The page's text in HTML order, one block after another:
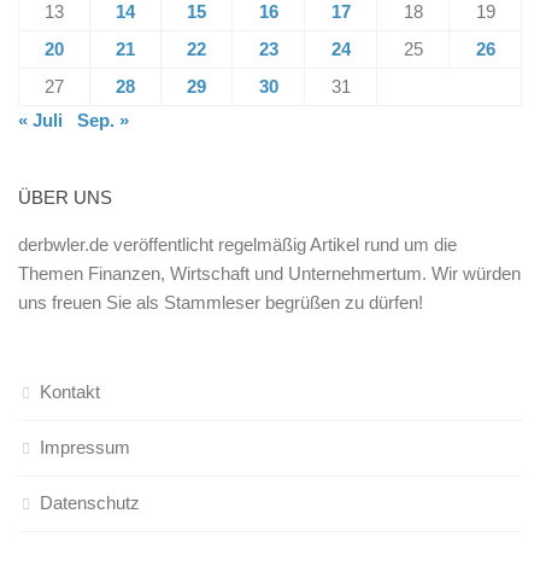
13
14 15 16 17 18
19
20
21 22 23 24 25
26
27
28 29 30
31
« Juli
Sep. »
ÜBER UNS
derbwler.de veröffentlicht regelmäßig Artikel rund um die
Themen Finanzen, Wirtschaft und Unternehmertum. Wir würden
uns freuen Sie als Stammleser begrüßen zu dürfen!
Kontakt
Impressum
Datenschutz